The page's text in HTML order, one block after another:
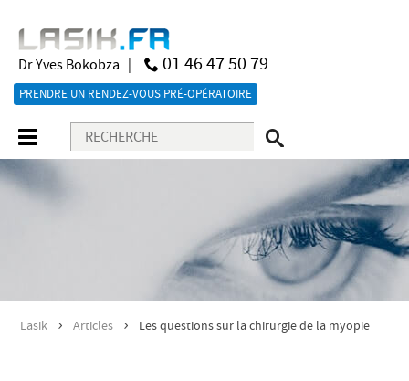
Dr Yves Bokobza | 01 46 47 50 79
PRENDRE UN RENDEZ-VOUS PRÉ-OPÉRATOIRE
Lasik >Articles > Les questions sur la chirurgie de la myopie